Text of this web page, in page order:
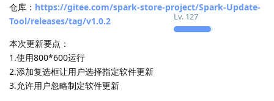
Lv.127
仓库： https://gitee.com/spark-store-project/Spark-Update-
Tool/releases/tag/v1.0.2
本次更新要点：
1.使用800*600运行
2.添加复选框让用户选择指定软件更新
3.允许用户忽略制定软件更新